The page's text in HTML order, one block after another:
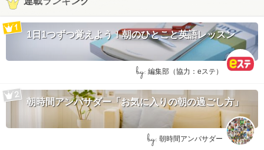
1日1つずつ覚えよう！朝のひとこと英語レッスン
by: 編集部（協力：eステ）
朝時間アンバサダー「お気に入りの朝の過ごし方」
by: 朝時間アンバサダー